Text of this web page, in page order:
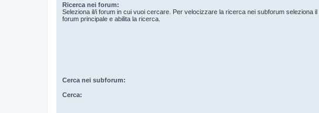
Ricerca nei forum:
Seleziona il/i forum in cui vuoi cercare. Per velocizzare la ricerca nei subforum seleziona il
forum principale e abilita la ricerca.
Cerca nei subforum:
Cerca: